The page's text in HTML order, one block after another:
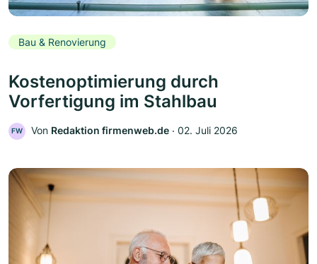
Bau & Renovierung
Kostenoptimierung durch
Vorfertigung im Stahlbau
FW Von Redaktion firmenweb.de ‧ 02. Juli 2026